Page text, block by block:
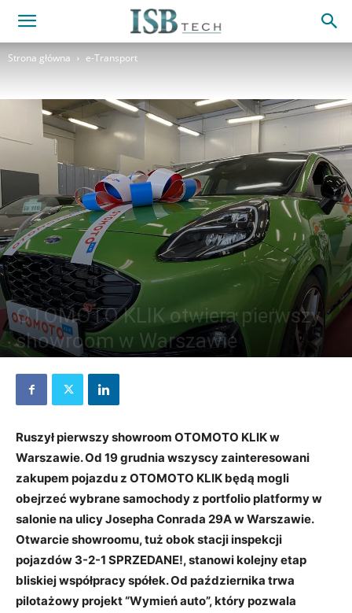
Strona główna e-Transport
OTOMOTO KLIK otwiera pierwszy
showroom w Warszawie
Ruszył pierwszy showroom OTOMOTO KLIK w
Warszawie. Od 19 grudnia wszyscy zainteresowani
zakupem pojazdu z OTOMOTO KLIK będą mogli
obejrzeć wybrane samochody z portfolio platformy w
salonie na ulicy Josepha Conrada 29A w Warszawie.
Otwarcie showroomu, tuż obok stacji inspekcji
pojazdów 3-2-1 SPRZEDANE!, stanowi kolejny etap
bliskiej współpracy spółek. Od października trwa
pilotażowy projekt “Wymień auto”, który pozwala